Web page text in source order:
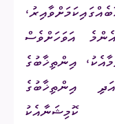
އަވަހަށްވެސް
އިންތިޚާބުގެ
އިންތިޚާބުގެ
ކޮމިޝަނާއެކު